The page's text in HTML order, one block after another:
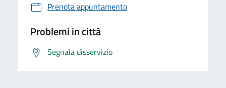
Prenota appuntamento
Problemi in città
Segnala disservizio